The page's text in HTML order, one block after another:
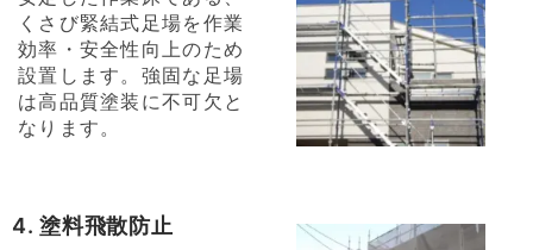
くさび緊結式足場を作業
効率・安全性向上のため
設置します。強固な足場
は高品質塗装に不可欠と
なります。
4. 塗料飛散防止